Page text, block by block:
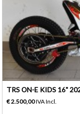
TRS ON-E KIDS 16"
€ 2.500,00IVA Incl.